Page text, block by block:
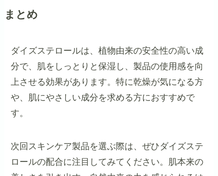
まとめ
ダイズステロールは、植物由来の安全性の高い成
分で、肌をしっとりと保湿し、製品の使用感を向
上させる効果があります。特に乾燥が気になる方
や、肌にやさしい成分を求める方におすすめで
す。
次回スキンケア製品を選ぶ際は、ぜひダイズステ
ロールの配合に注目してみてください。肌本来の